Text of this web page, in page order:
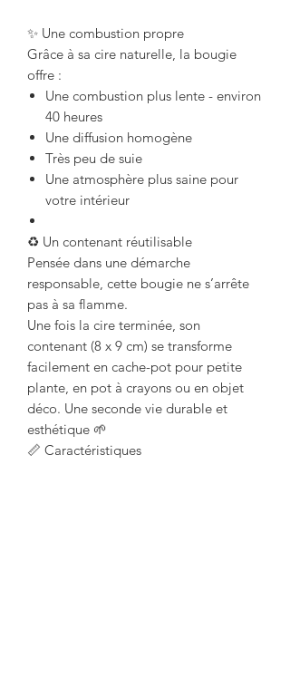
✨ Une combustion propre
Grâce à sa cire naturelle, la bougie
offre :
Une combustion plus lente - environ
40 heures
Une diffusion homogène
Très peu de suie
Une atmosphère plus saine pour
votre intérieur
♻ Un contenant réutilisable
Pensée dans une démarche
responsable, cette bougie ne s’arrête
pas à sa flamme.
Une fois la cire terminée, son
contenant (8 x 9 cm) se transforme
facilement en cache-pot pour petite
plante, en pot à crayons ou en objet
déco. Une seconde vie durable et
esthétique 🌱
📏 Caractéristiques